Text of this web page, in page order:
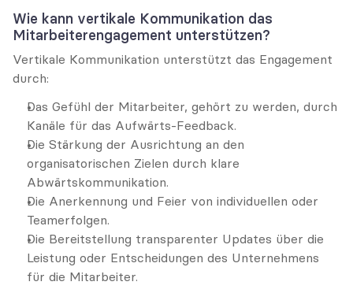
Wie kann vertikale Kommunikation das
Mitarbeiterengagement unterstützen?
Vertikale Kommunikation unterstützt das Engagement
durch:
Das Gefühl der Mitarbeiter, gehört zu werden, durch
Kanäle für das Aufwärts-Feedback.
Die Stärkung der Ausrichtung an den
organisatorischen Zielen durch klare
Abwärtskommunikation.
Die Anerkennung und Feier von individuellen oder
Teamerfolgen.
Die Bereitstellung transparenter Updates über die
Leistung oder Entscheidungen des Unternehmens
für die Mitarbeiter.